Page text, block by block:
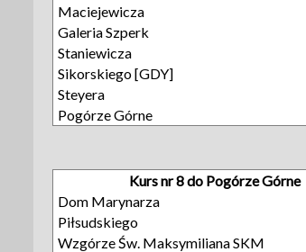
Maciejewicza
Galeria Szperk
Staniewicza
Sikorskiego [GDY]
Steyera
Pogórze Górne
Kurs nr 8 do Pogórze Górne
Dom Marynarza
Piłsudskiego
Wzgórze Św. Maksymiliana SKM